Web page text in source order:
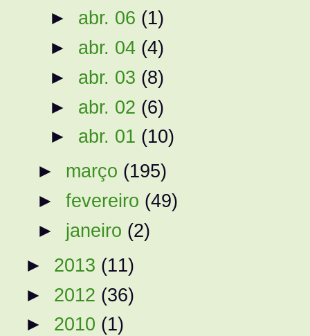
► abr. 06 (1)
► abr. 04 (4)
► abr. 03 (8)
► abr. 02 (6)
► abr. 01 (10)
► março (195)
►fevereiro (49)
► janeiro (2)
► 2013 (11)
► 2012 (36)
► 2010 (1)